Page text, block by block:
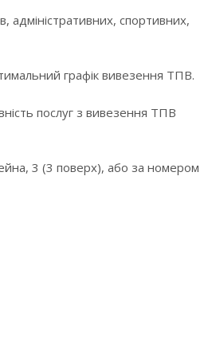
адміністративних, спортивних,
графік вивезення ТПВ.
послуг з вивезення ТПВ
3 (3 поверх), або за номером